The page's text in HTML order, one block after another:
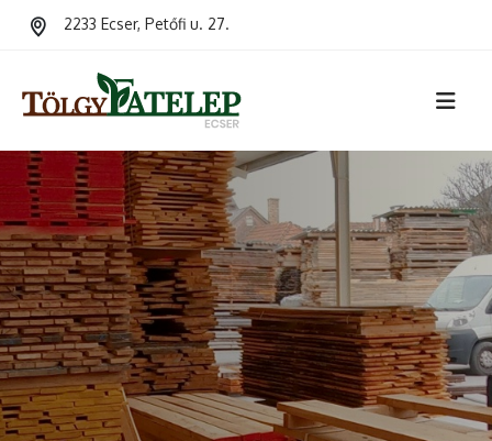
2233 Ecser, Petőfi u. 27.